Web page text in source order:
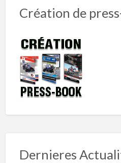
Création de
Dernieres